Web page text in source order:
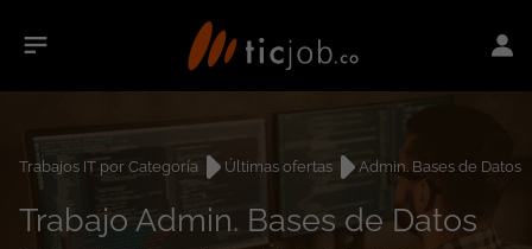
Trabajos IT por Categoría Últimas ofertas Admin. Bases de Datos
Trabajo Admin. Bases de Datos